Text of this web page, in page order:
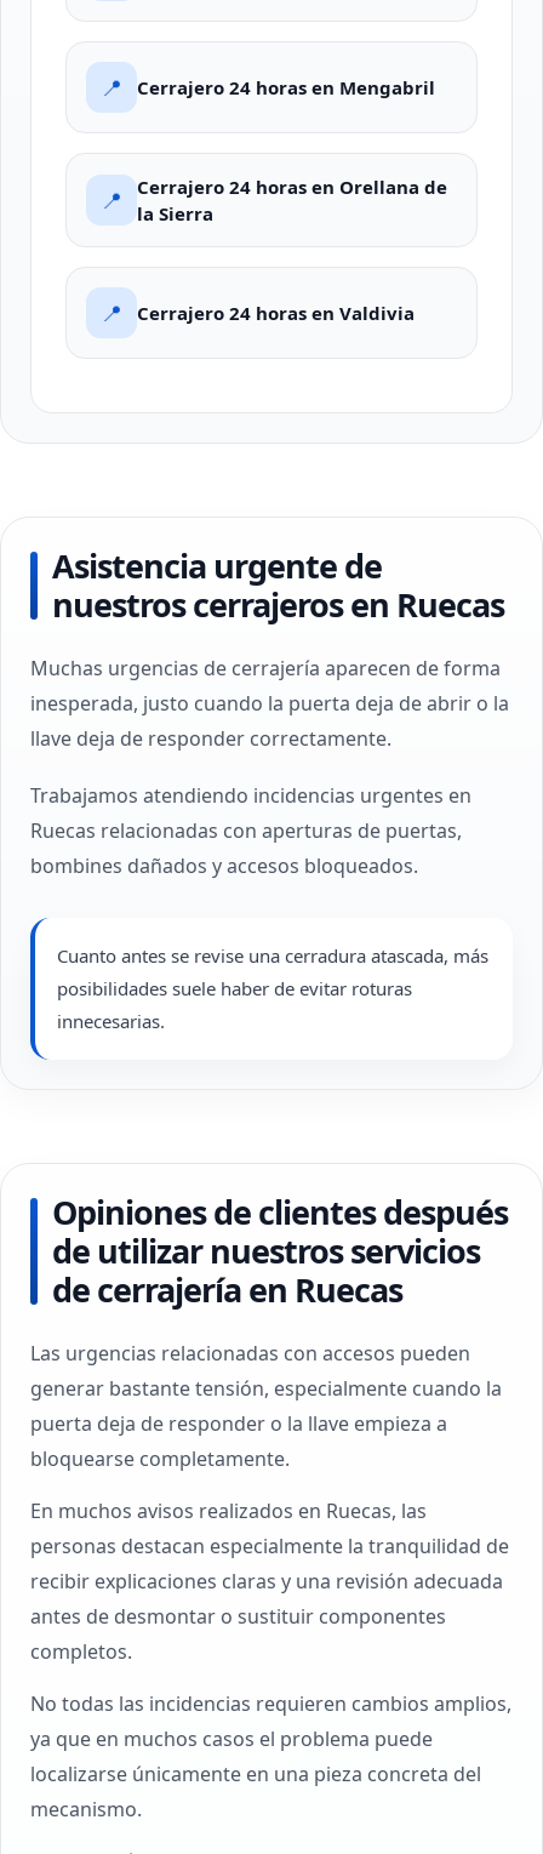
📍 Cerrajero 24 horas en Mengabril
📍
Cerrajero 24 horas en Orellana de
la Sierra
📍 Cerrajero 24 horas en Valdivia
Asistencia urgente de
nuestros cerrajeros en Ruecas
Muchas urgencias de cerrajería aparecen de forma
inesperada, justo cuando la puerta deja de abrir o la
llave deja de responder correctamente.
Trabajamos atendiendo incidencias urgentes en
Ruecas relacionadas con aperturas de puertas,
bombines dañados y accesos bloqueados.
Cuanto antes se revise una cerradura atascada, más
posibilidades suele haber de evitar roturas
innecesarias.
Opiniones de clientes después
de utilizar nuestros servicios
de cerrajería en Ruecas
Las urgencias relacionadas con accesos pueden
generar bastante tensión, especialmente cuando la
puerta deja de responder o la llave empieza a
bloquearse completamente.
En muchos avisos realizados en Ruecas, las
personas destacan especialmente la tranquilidad de
recibir explicaciones claras y una revisión adecuada
antes de desmontar o sustituir componentes
completos.
No todas las incidencias requieren cambios amplios,
ya que en muchos casos el problema puede
localizarse únicamente en una pieza concreta del
mecanismo.